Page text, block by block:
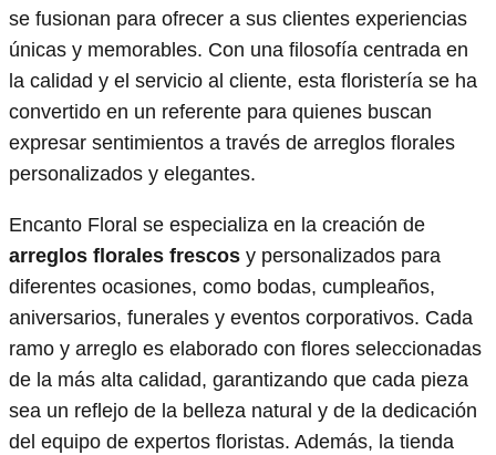
se fusionan para ofrecer a sus clientes experiencias
únicas y memorables. Con una filosofía centrada en
la calidad y el servicio al cliente, esta floristería se ha
convertido en un referente para quienes buscan
expresar sentimientos a través de arreglos florales
personalizados y elegantes.
Encanto Floral se especializa en la creación de
arreglos florales frescos y personalizados para
diferentes ocasiones, como bodas, cumpleaños,
aniversarios, funerales y eventos corporativos. Cada
ramo y arreglo es elaborado con flores seleccionadas
de la más alta calidad, garantizando que cada pieza
sea un reflejo de la belleza natural y de la dedicación
del equipo de expertos floristas. Además, la tienda